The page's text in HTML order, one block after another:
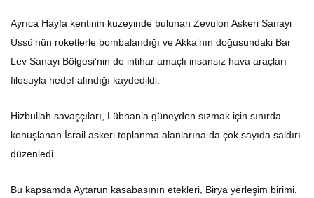
Ayrıca Hayfa kentinin kuzeyinde bulunan Zevulon Askeri Sanayi
Üssü’nün roketlerle bombalandığı ve Akka’nın doğusundaki Bar
Lev Sanayi Bölgesi’nin de intihar amaçlı insansız hava araçları
filosuyla hedef alındığı kaydedildi.
Hizbullah savaşçıları, Lübnan’a güneyden sızmak için sınırda
konuşlanan İsrail askeri toplanma alanlarına da çok sayıda saldırı
düzenledi.
Bu kapsamda Aytarun kasabasının etekleri, Birya yerleşim birimi,